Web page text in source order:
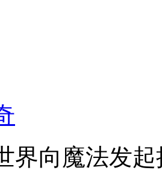
界向魔法发起